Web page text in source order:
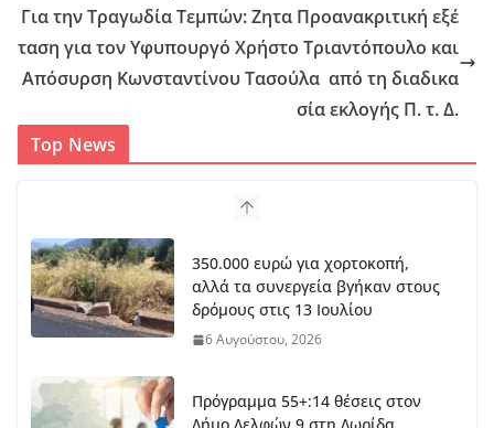
Για την Τραγωδία Τεμπών: Ζητα Προανακριτική εξέ
ταση για τον Υφυπουργό Χρήστο Τριαντόπουλο και
Απόσυρση Κωνσταντίνου Τασούλα από τη διαδικα
σία εκλογής Π. τ. Δ.
Top News
350.000 ευρώ για χορτοκοπή,
αλλά τα συνεργεία βγήκαν στους
δρόμους στις 13 Ιουλίου
6 Αυγούστου, 2026
Πρόγραμμα 55+:14 θέσεις στον